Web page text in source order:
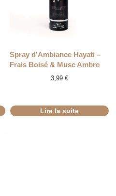
RUPTURE
Spray d’Ambiance Hayati –
Frais Boisé & Musc Ambre
3,99€
Lire la suite